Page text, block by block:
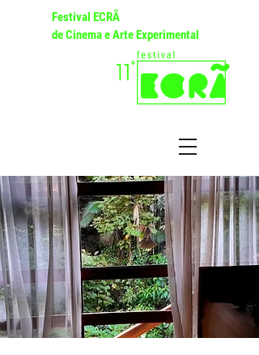
Festival ECRÃ
de Cinema e Arte Experimental